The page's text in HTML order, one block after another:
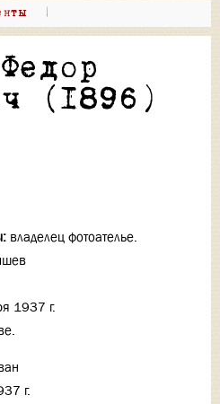
|
(1896)
владелец фотоателье.
1937 г.
г.